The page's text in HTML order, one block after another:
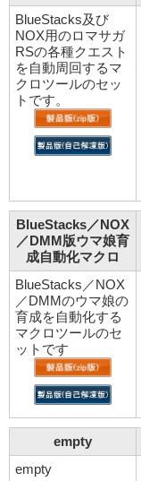
BlueStacks及び
NOX用のロマサガ
RSの各種クエスト
を自動周回するマ
クロツールのセッ
トです。
BlueStacks／NOX
／DMM版ウマ娘育
成自動化マクロ
BlueStacks／NOX
／DMMのウマ娘の
育成を自動化する
マクロツールのセ
ットです
empty
empty